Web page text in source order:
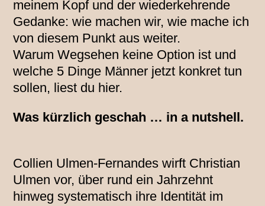
meinem Kopf und der wiederkehrende
Gedanke: wie machen wir, wie mache ich
von diesem Punkt aus weiter.
Warum Wegsehen keine Option ist und
welche 5 Dinge Männer jetzt konkret tun
sollen, liest du hier.
Was kürzlich geschah … in a nutshell.
Collien Ulmen-Fernandes wirft Christian
Ulmen vor, über rund ein Jahrzehnt
hinweg systematisch ihre Identität im